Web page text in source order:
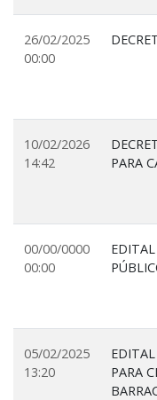
26/02/2025
00:00
10/02/2026
14:42
PARA
00/00/0000
00:00
05/02/2025
13:20
PARA